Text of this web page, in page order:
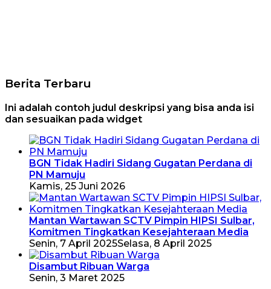
Berita Terbaru
Ini adalah contoh judul deskripsi yang bisa anda isi
dan sesuaikan pada widget
BGN Tidak Hadiri Sidang Gugatan Perdana di
PN Mamuju
Kamis, 25 Juni 2026
Mantan Wartawan SCTV Pimpin HIPSI Sulbar,
Komitmen Tingkatkan Kesejahteraan Media
Senin, 7 April 2025Selasa, 8 April 2025
Disambut Ribuan Warga
Senin, 3 Maret 2025